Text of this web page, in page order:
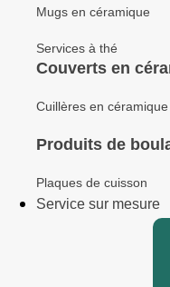
Mugs en céramique
Services à thé
Couverts en
Cuillères en céramique
Produits de
Plaques de cuisson
Service sur mesure